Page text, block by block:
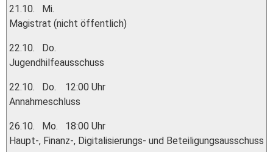
21.10.
Mi.
Magistrat (nicht öffentlich)
22.10.
Do.
Jugendhilfeausschuss
22.10. Do.
12:00 Uhr
Annahmeschluss
26.10. Mo.
18:00 Uhr
Haupt-, Finanz-, Digitalisierungs- und Beteiligungsausschuss